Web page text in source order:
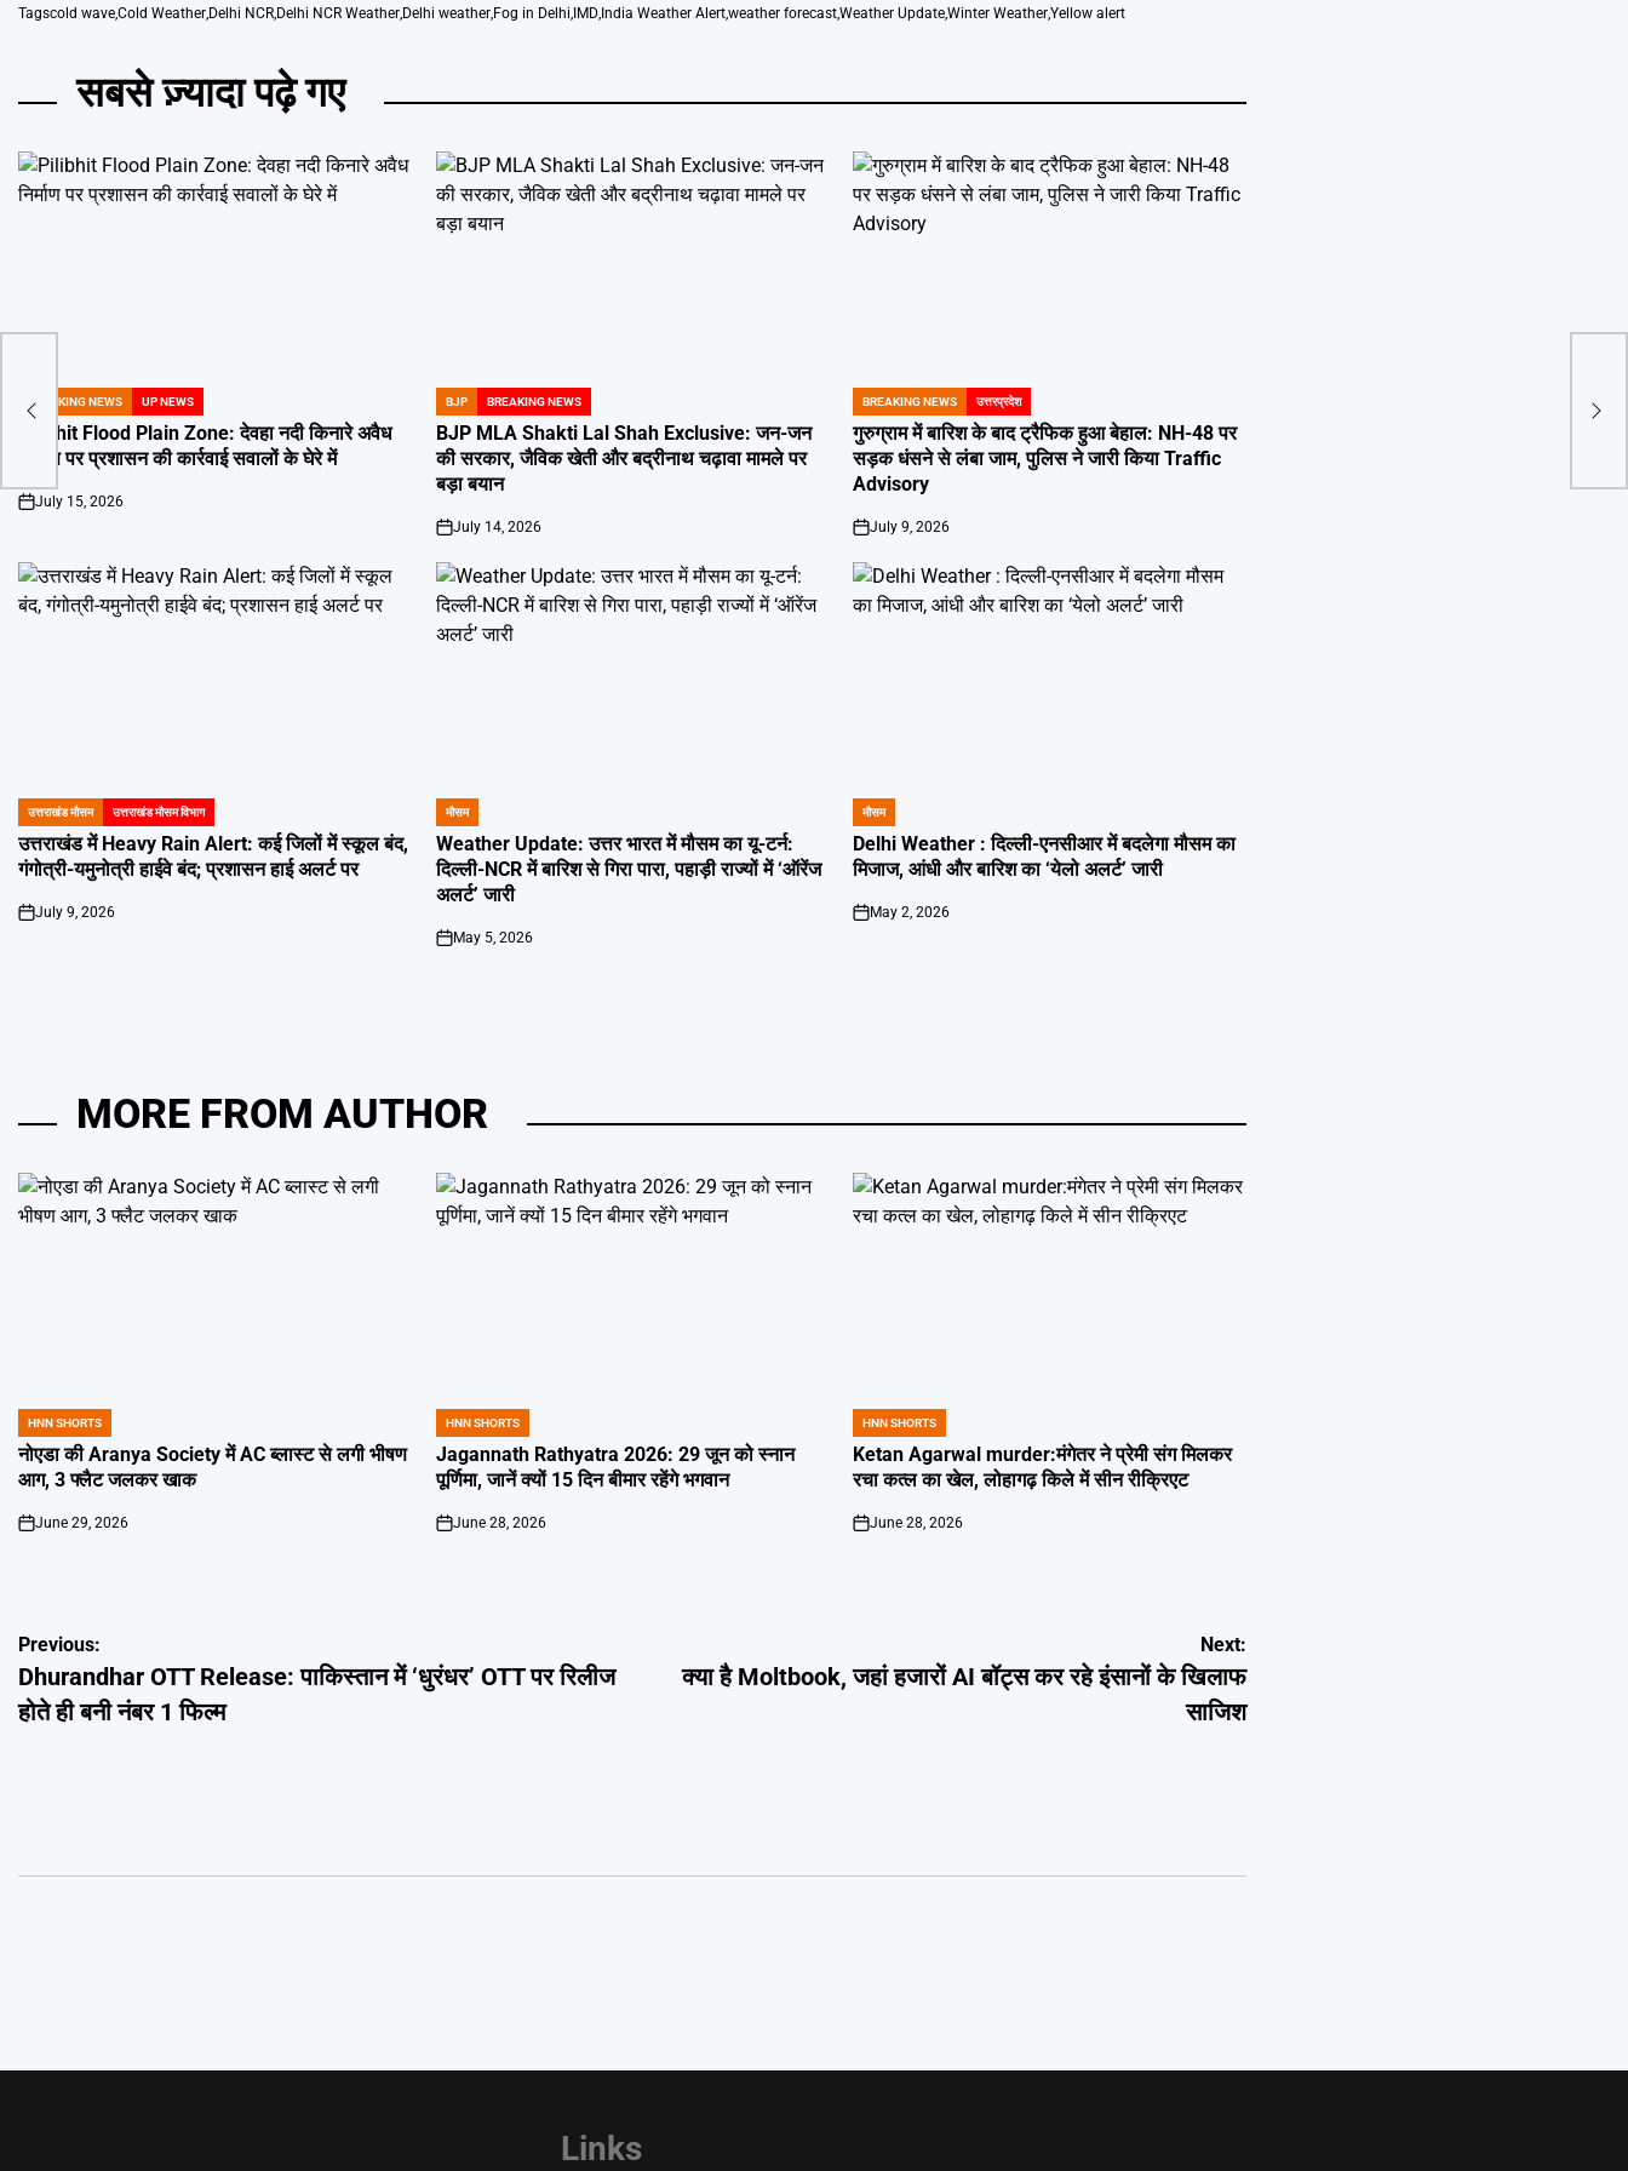
Tagscold wave,Cold Weather,Delhi NCR,Delhi NCR Weather,Delhi weather,Fog in Delhi, IMD, India Weather Alert,weather forecast,Weather Update,Winter Weather,Yellow alert
सबसे ज़्यादा पढ़े गए
POSTED
BREAKING NEWS UP NEWS
Pilibhit Flood Plain Zone: देवहा नदी किनारे अवैध
निर्माण पर प्रशासन की कार्रवाई सवालों के घेरे में
on
July 15, 2026
POSTED
IN
BJP BREAKING NEWS
BJP MLA Shakti Lal Shah Exclusive: जन-जन
की सरकार, जैविक खेती और बद्रीनाथ चढ़ावा मामले पर
बड़ा बयान
on
July 14, 2026
POSTED
IN
BREAKING NEWS उत्तरप्रदेश
गुरुग्राम में बारिश के बाद ट्रैफिक हुआ बेहाल: NH-48 पर
सड़क धंसने से लंबा जाम, पुलिस ने जारी किया Traffic
Advisory
on
July 9, 2026
POSTED
IN
उत्तराखंड मौसम उत्तराखंड मौसम विभाग
उत्तराखंड में Heavy Rain Alert: कई जिलों में स्कूल बंद,
गंगोत्री-यमुनोत्री हाईवे बंद; प्रशासन हाई अलर्ट पर
on
July 9, 2026
POSTED
IN
मौसम
Weather Update: उत्तर भारत में मौसम का यू-टर्न:
दिल्ली-NCR में बारिश से गिरा पारा, पहाड़ी राज्यों में ‘ऑरेंज
अलर्ट’ जारी
on
May 5, 2026
POSTED
IN
मौसम
Delhi Weather : दिल्ली-एनसीआर में बदलेगा मौसम का
मिजाज, आंधी और बारिश का ‘येलो अलर्ट’ जारी
on
May 2, 2026
MORE FROM AUTHOR
POSTED
IN
HNN SHORTS
नोएडा की Aranya Society में AC ब्लास्ट से लगी भीषण
आग, 3 फ्लैट जलकर खाक
on
June 29, 2026
POSTED
IN
HNN SHORTS
Jagannath Rathyatra 2026: 29 जून को स्नान
पूर्णिमा, जानें क्यों 15 दिन बीमार रहेंगे भगवान
on
June 28, 2026
POSTED
IN
HNN SHORTS
Ketan Agarwal murder:मंगेतर ने प्रेमी संग मिलकर
रचा कत्ल का खेल, लोहागढ़ किले में सीन रीक्रिएट
on
June 28, 2026
कर
Post
navigation
Previous:
Dhurandhar OTT Release: पाकिस्तान में ‘धुरंधर’ OTT पर रिलीज
होते ही बनी नंबर 1 फिल्म
Next:
क्या है Moltbook, जहां हजारों AI बॉट्स कर रहे इंसानों के खिलाफ
साजिश
Links